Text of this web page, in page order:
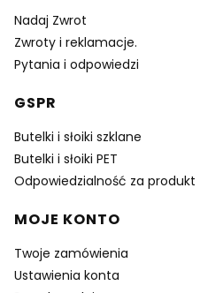
Nadaj Zwrot
Zwroty i reklamacje.
Pytania i odpowiedzi
GSPR
Butelki i słoiki szklane
Butelki i słoiki PET
Odpowiedzialność za produkt
MOJE KONTO
Twoje zamówienia
Ustawienia konta